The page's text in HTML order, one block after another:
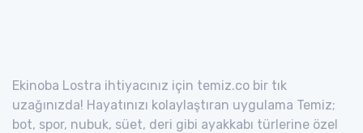
Ekinoba Lostra ihtiyacınız için temiz.co bir tık
uzağınızda! Hayatınızı kolaylaştıran uygulama Temiz;
bot, spor, nubuk, süet, deri gibi ayakkabı türlerine özel